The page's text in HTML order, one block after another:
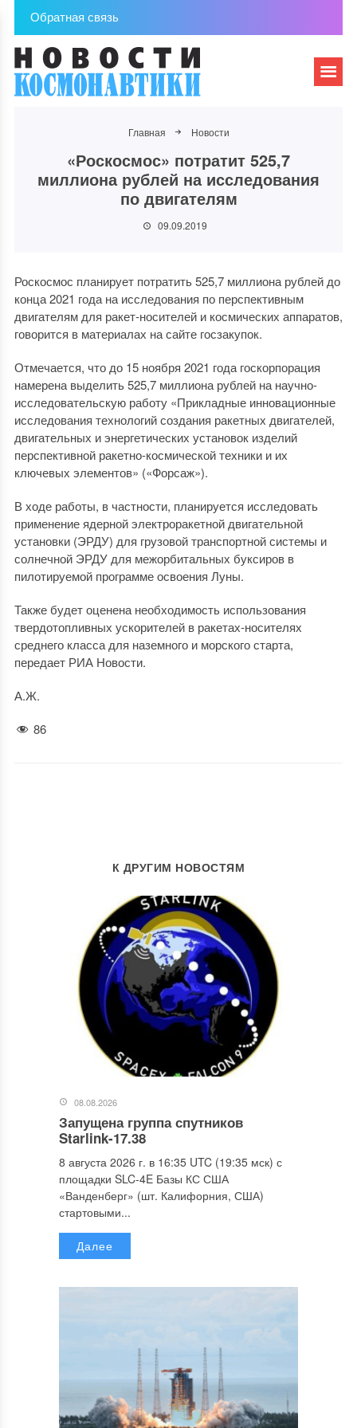
Обратная связь
Главная Новости
«Роскосмос» потратит 525,7
миллиона рублей на исследования
по двигателям
09.09.2019
Роскосмос планирует потратить 525,7 миллиона рублей до
конца 2021 года на исследования по перспективным
двигателям для ракет-носителей и космических аппаратов,
говорится в материалах на сайте госзакупок.
Отмечается, что до 15 ноября 2021 года госкорпорация
намерена выделить 525,7 миллиона рублей на научно-
исследовательскую работу «Прикладные инновационные
исследования технологий создания ракетных двигателей,
двигательных и энергетических установок изделий
перспективной ракетно-космической техники и их
ключевых элементов» («Форсаж»).
В ходе работы, в частности, планируется исследовать
применение ядерной электроракетной двигательной
установки (ЭРДУ) для грузовой транспортной системы и
солнечной ЭРДУ для межорбитальных буксиров в
пилотируемой программе освоения Луны.
Также будет оценена необходимость использования
твердотопливных ускорителей в ракетах-носителях
среднего класса для наземного и морского старта,
передает РИА Новости.
А.Ж.
86
К ДРУГИМ НОВОСТЯМ
08.08.2026
Запущена группа спутников
Starlink-17.38
8 августа 2026 г. в 16:35 UTC (19:35 мск) с
площадки SLC-4E Базы КС США
«Ванденберг» (шт. Калифорния, США)
стартовыми...
Далее